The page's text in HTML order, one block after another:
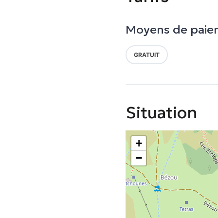
Moyens de
GRATUIT
Situation
+
−